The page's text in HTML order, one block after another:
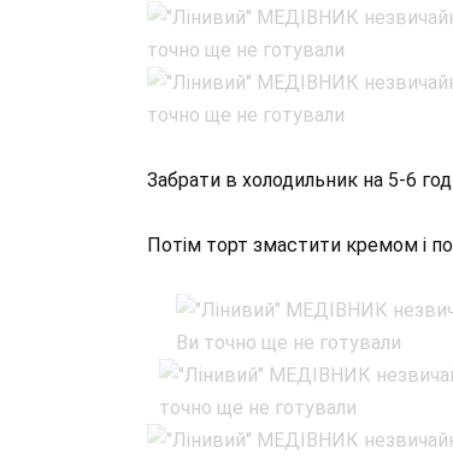
Забрати в холодильник на 5-6
Потім торт змастити кремом і